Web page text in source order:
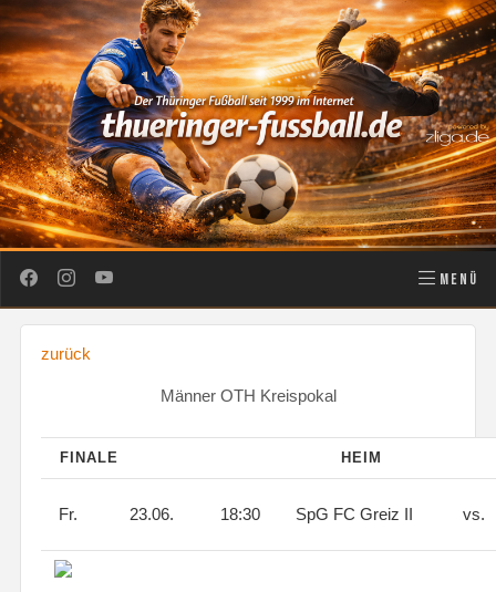
MENÜ
zurück
Männer OTH Kreispokal
FINALE HEIM
Fr. 23.06. 18:30 SpG FC Greiz II vs.